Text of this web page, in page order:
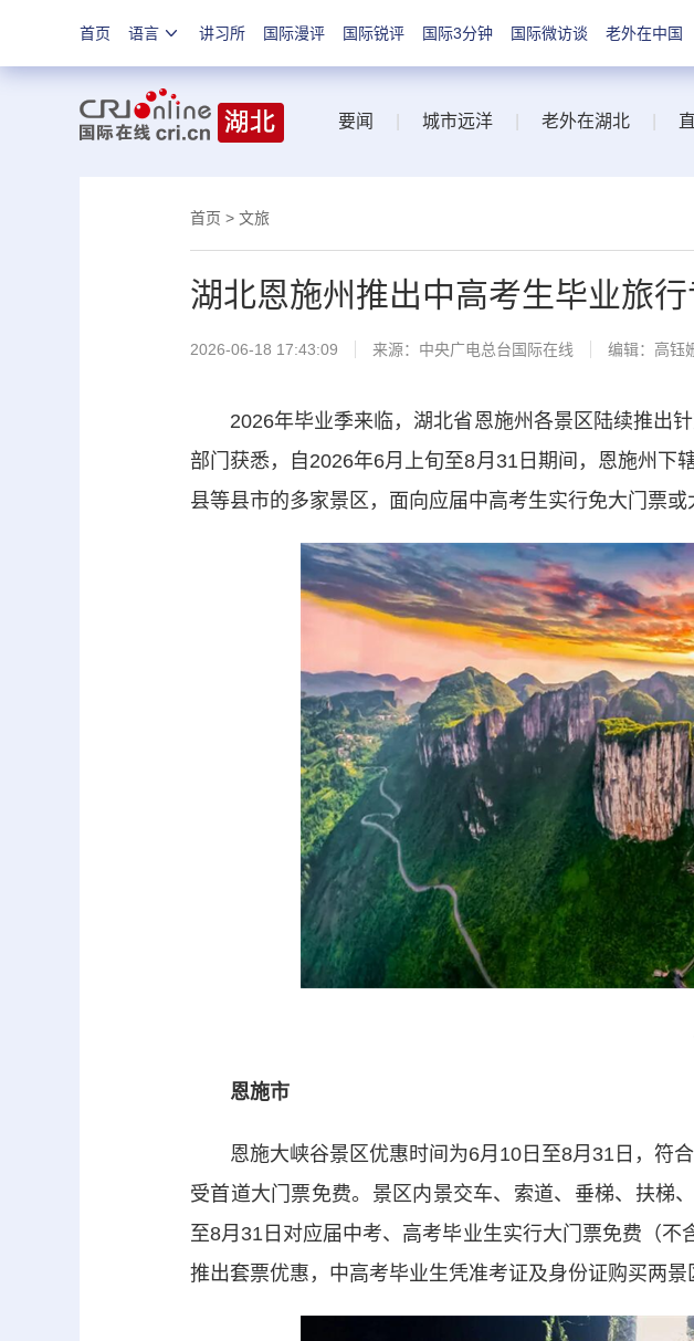
首页 语言 讲习所 国际漫评 国际锐评 国际3分钟 国际微访谈 老外在中国
要闻 城市远洋 老外在湖北
首页 > 文旅
湖北恩施州推出中高考生毕业旅
2026-06-18 17:43:09 来源：中央广电总台国际在线 编辑：高钰
2026年毕业季来临，湖北省恩施州各景区陆续推出针
部门获悉，自2026年6月上旬至8月31日期间，恩施州下
县等县市的多家景区，面向应届中高考生实行免大门票或
恩施市
恩施大峡谷景区优惠时间为6月10日至8月31日，符合
受首道大门票免费。景区内景交车、索道、垂梯、扶梯
至8月31日对应届中考、高考毕业生实行大门票免费（
推出套票优惠，中高考毕业生凭准考证及身份证购买两